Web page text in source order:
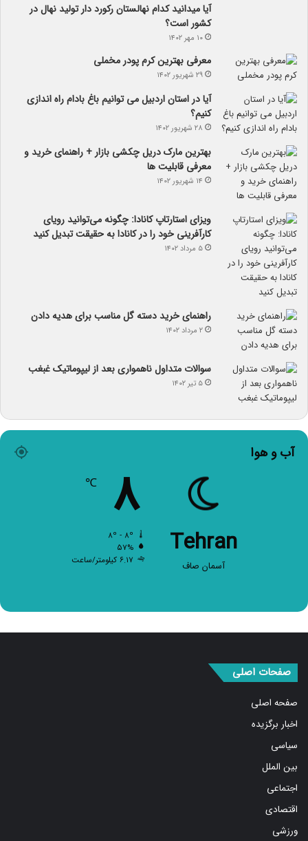
آیا می­دانید کدام نهالستان رکورد دار تولید نهال­ در
کشور است؟
۱۰ مهر ۱۴۰۲
معرفی بهترین کرم پودر مخملی
۲۹ شهریور ۱۴۰۲
آیا در استان اردبیل می توانیم باغ بادام راه اندازی
کنیم؟
۲۸ شهریور ۱۴۰۲
بهترین مارک دریل چکشی بازار + راهنمای خرید و
معرفی قابلیت ها
۱۴ شهریور ۱۴۰۲
ویزای استارتاپ کانادا: چگونه می‌توانید رویای
کارآفرینی خود را در کانادا به حقیقت تبدیل کنید
۵ مرداد ۱۴۰۲
راهنمای خرید دسته گل مناسب برای هدیه دادن
۲ مرداد ۱۴۰۲
سوالات متداول ناهمواری بعد از لیپوماتیک غبغب
۵ تیر ۱۴۰۲
آب و هوا
Tehran
آسمان صاف
۸ ℃
۵۷%
۶.۱۷ کیلومتر/ساعت
صفحات اصلی
صفحه اصلی
اخبار برگزیده
سیاسی
بین الملل
اجتماعی
اقتصادی
ورزشی